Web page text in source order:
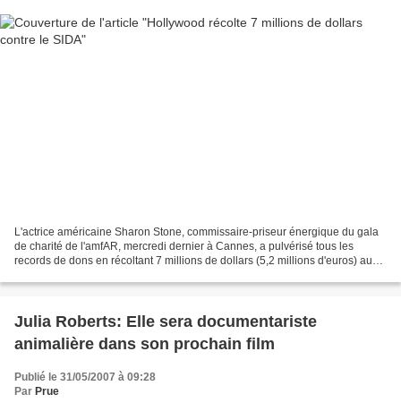
L'actrice américaine Sharon Stone, commissaire-priseur énergique du gala
de charité de l'amfAR, mercredi dernier à Cannes, a pulvérisé tous les
records de dons en récoltant 7 millions de dollars (5,2 millions d'euros) au
Julia Roberts: Elle sera documentariste
animalière dans son prochain film
Publié le 31/05/2007 à 09:28
Par Prue